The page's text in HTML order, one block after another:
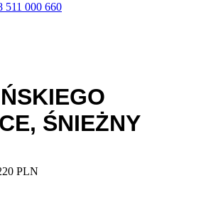
511 000 660
, ŚNIEŻNY
PLN